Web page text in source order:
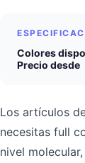
Colores
Precio desde
Los artículos
necesitas full
nivel